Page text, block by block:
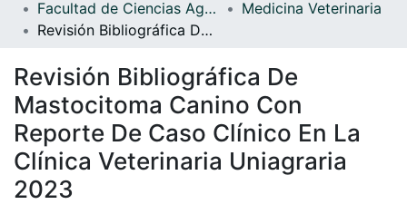
All of DSpace
Statistics
Facultad de Ciencias Agrarias
Medicina Veterinaria
Revisión Bibliográfica De Mastocitoma Canino Con Reporte De Caso Clínico En La Clínica Veterinaria Uniagraria 2023
Revisión Bibliográfica De
Mastocitoma Canino Con
Reporte De Caso Clínico En La
Clínica Veterinaria Uniagraria
2023